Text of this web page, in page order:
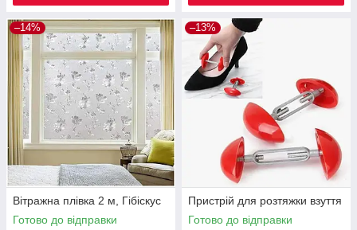
–14%
Вітражна плівка 2 м, Гібіскус
Готово до відправки
–13%
Пристрій для розтяжки взуття
Готово до відправки